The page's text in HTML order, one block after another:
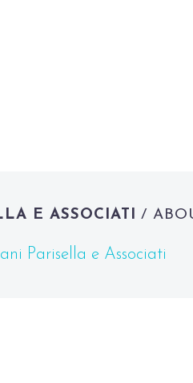
E ASSOCIATI/
Parisella e Associati